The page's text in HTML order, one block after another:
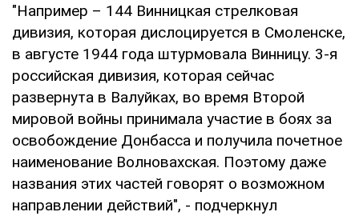
"Например – 144 Винницкая стрелковая
дивизия, которая дислоцируется в Смоленске,
в августе 1944 года штурмовала Винницу. 3-я
российская дивизия, которая сейчас
развернута в Валуйках, во время Второй
мировой войны принимала участие в боях за
освобождение Донбасса и получила почетное
наименование Волновахская. Поэтому даже
названия этих частей говорят о возможном
направлении действий", - подчеркнул